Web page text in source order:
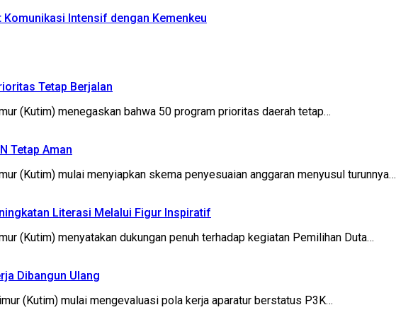
Intensif dengan Kemenkeu
Tetap Berjalan
(Kutim) menegaskan bahwa 50 program prioritas daerah tetap…
Tetap Aman
(Kutim) mulai menyiapkan skema penyesuaian anggaran menyusul turunnya…
Literasi Melalui Figur Inspiratif
(Kutim) menyatakan dukungan penuh terhadap kegiatan Pemilihan Duta…
Dibangun Ulang
(Kutim) mulai mengevaluasi pola kerja aparatur berstatus P3K…